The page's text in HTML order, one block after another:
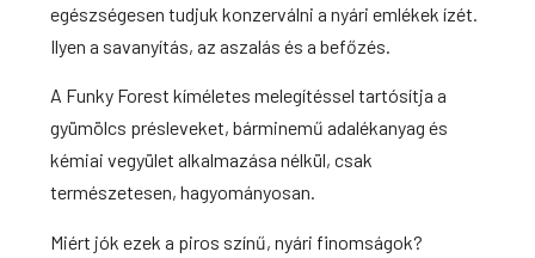
egészségesen tudjuk konzerválni a nyári emlékek ízét.
Ilyen a savanyítás, az aszalás és a befőzés.
A Funky Forest kíméletes melegítéssel tartósítja a
gyümölcs présleveket,bárminemű adalékanyag és
kémiai vegyület alkalmazása nélkül, csak
természetesen,hagyományosan.
Miért jók ezek a piros színű, nyári finomságok?